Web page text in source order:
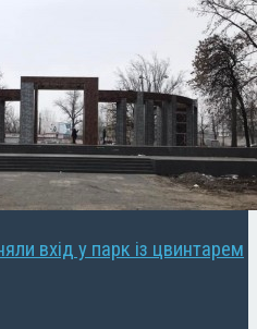
вхід у парк із цвинтарем